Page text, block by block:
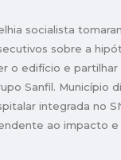
socialista
sobre a
o edifício e
Sanfil. Município
integrada no
ao impacto e